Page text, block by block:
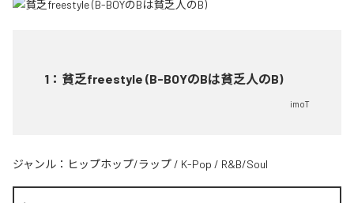
1 ： 貧乏freestyle (B-BOYのBは貧乏人のB)
imoT
ジャンル： ヒップホップ/ラップ / K-Pop / R&B/Soul